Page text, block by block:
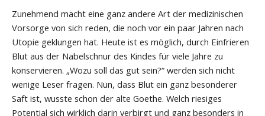
Zunehmend macht eine ganz andere Art der medizinischen
Vorsorge von sich reden, die noch vor ein paar Jahren nach
Utopie geklungen hat. Heute ist es möglich, durch Einfrieren
Blut aus der Nabelschnur des Kindes für viele Jahre zu
konservieren. „Wozu soll das gut sein?“ werden sich nicht
wenige Leser fragen. Nun, dass Blut ein ganz besonderer
Saft ist, wusste schon der alte Goethe. Welch riesiges
Potential sich wirklich darin verbirgt und ganz besonders in